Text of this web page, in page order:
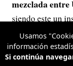
mezclada entre
siendo este un
estructurales
Finalmente, en
Usamos
información
Si continúa